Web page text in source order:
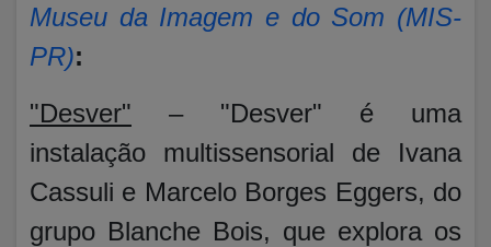
Museu da Imagem e do Som (MIS-
PR):
"Desver" – "Desver" é uma
instalação multissensorial de Ivana
Cassuli e Marcelo Borges Eggers, do
grupo Blanche Bois, que explora os